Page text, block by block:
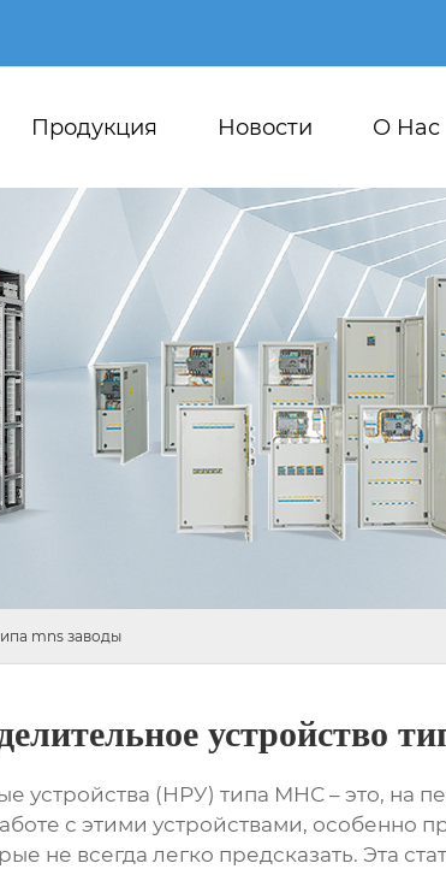
Продукция Новости О Hас
mns заводы
устройство
устройства (НРУ) типа МНС– это, на
с этими устройствами, особенно
не всегда легко предсказать. Эта